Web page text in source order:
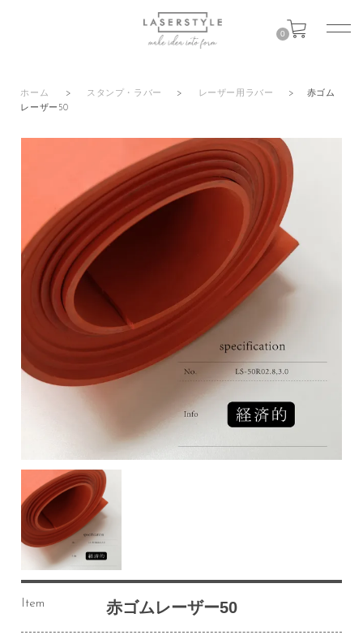
0
ホーム > スタンプ・ラバー > レーザー用ラバー >
赤ゴム
レーザー50
Item 赤ゴムレーザー50